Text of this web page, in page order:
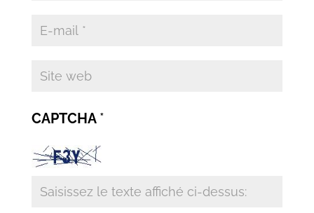
CAPTCHA *